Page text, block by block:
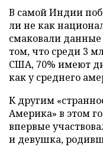
В самой Индии
ли не как
смаковали данные
том, что среди 3
США, 70% имеют
как у среднего
К другим
Америка» в этом
впервые
и девушка,